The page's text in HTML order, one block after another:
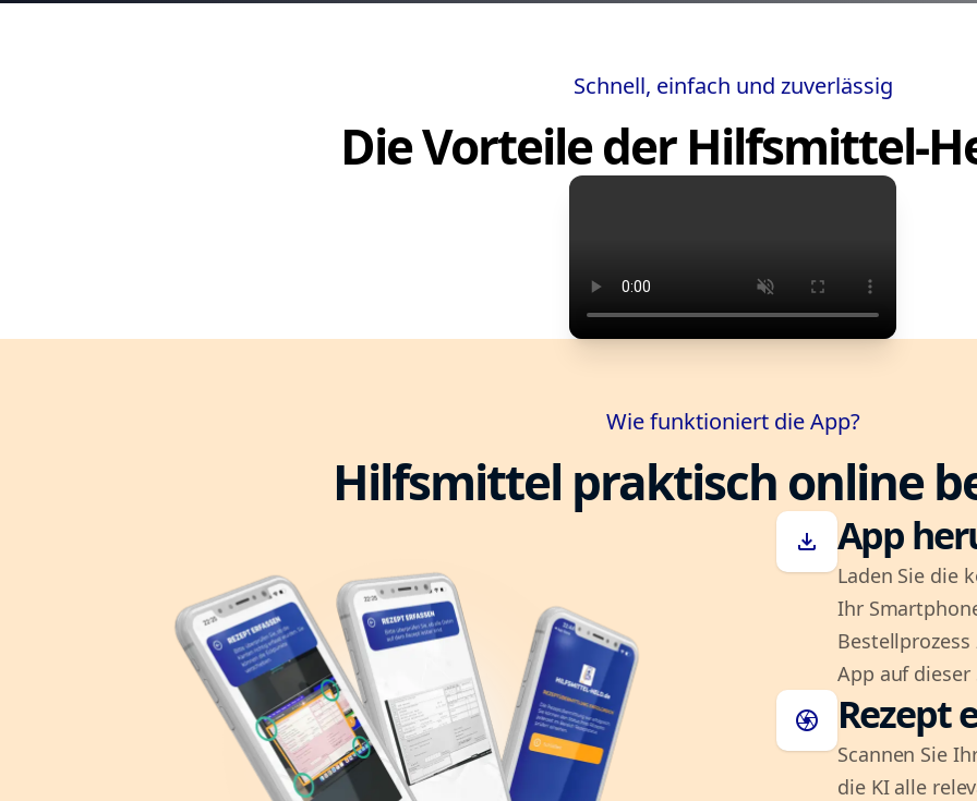
Schnell, einfach und zuverlässig
Die Vorteile der Hilfsmittel-
Wie funktioniert die App?
Hilfsmittel praktisch online
download App
Laden Sie die
Ihr
App auf dieser
camera Rezept
Scannen Sie
die KI alle